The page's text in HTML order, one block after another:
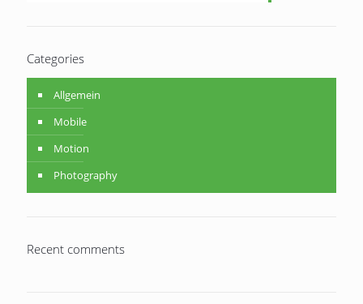
Categories
Allgemein
Mobile
Motion
Photography
Recent comments